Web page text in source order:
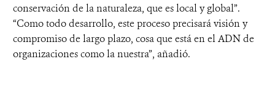
conservación de la naturaleza, que es local y global”.
“Como todo desarrollo, este proceso precisará visión y
compromiso de largo plazo, cosa que está en el ADN de
organizaciones como la nuestra”, añadió.